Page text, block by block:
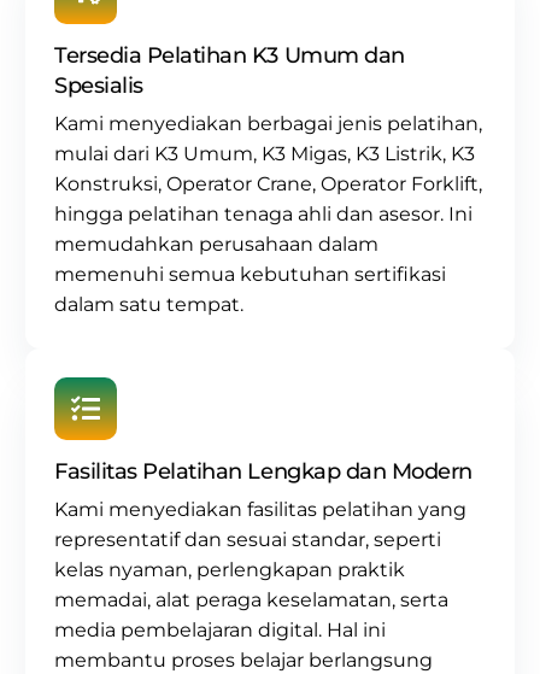
Tersedia Pelatihan K3 Umum dan
Spesialis
Kami menyediakan berbagai jenis pelatihan,
mulai dari K3 Umum, K3 Migas, K3 Listrik, K3
Konstruksi,Operator Crane, Operator Forklift,
hingga pelatihan tenaga ahli dan asesor. Ini
memudahkan perusahaan dalam
memenuhi semua kebutuhan sertifikasi
dalam satu tempat.
Fasilitas Pelatihan Lengkap dan Modern
Kami menyediakan fasilitas pelatihan yang
representatif dan sesuai standar, seperti
kelas nyaman, perlengkapan praktik
memadai, alat peraga keselamatan, serta
media pembelajaran digital. Hal ini
membantu proses belajar berlangsung